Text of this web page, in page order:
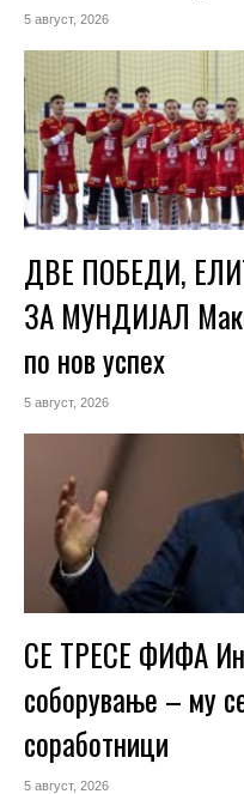
5 август, 2026
ДВЕ ПОБЕДИ,
ЗА МУНДИЈАЛ
по нов успех
5 август, 2026
СЕ ТРЕСЕ ФИФА
соборување – му
соработници
5 август, 2026